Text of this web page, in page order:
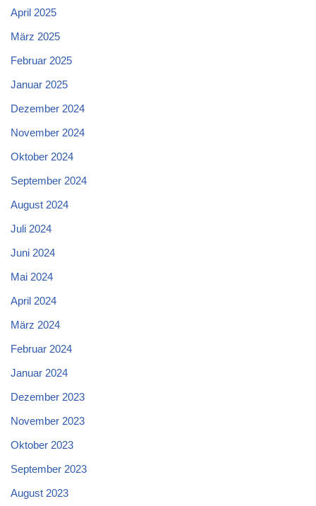
April 2025
März 2025
Februar 2025
Januar 2025
Dezember 2024
November 2024
Oktober 2024
September 2024
August 2024
Juli 2024
Juni 2024
Mai 2024
April 2024
März 2024
Februar 2024
Januar 2024
Dezember 2023
November 2023
Oktober 2023
September 2023
August 2023